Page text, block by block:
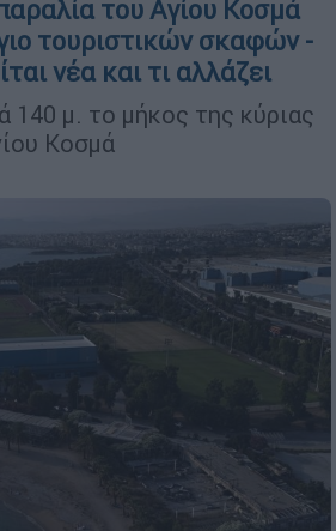
του Αγίου Κοσμά
τουριστικών σκαφών -
νέα και τι αλλάζει
140 μ. το μήκος της κύριας
Κοσμά